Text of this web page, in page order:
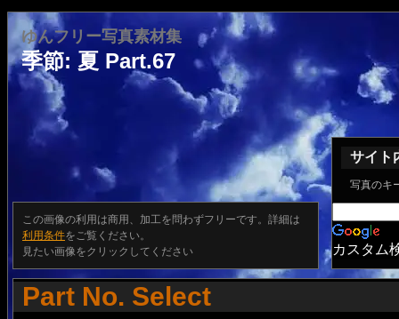
ゆんフリー写真素材集
季節: 夏 Part.67
この画像の利用は商用、加工を問わずフリーです。詳細は
利用条件をご覧ください。
見たい画像をクリックしてください
サイト
写真のキ
カスタム
Part No. Select